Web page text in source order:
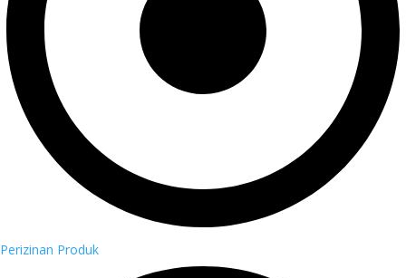
Perizinan Produk